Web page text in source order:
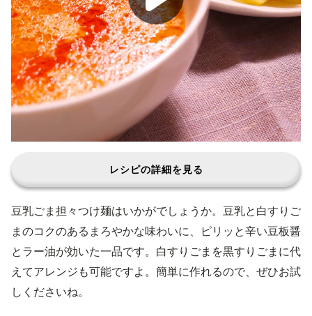
レシピの詳細を見る
豆乳ごま担々つけ麺はいかがでしょうか。豆乳と白すりご
まのコクのあるまろやかな味わいに、ピリッと辛い豆板醤
とラー油が効いた一品です。白すりごまを黒すりごまに代
えてアレンジも可能ですよ。簡単に作れるので、ぜひお試
しくださいね。